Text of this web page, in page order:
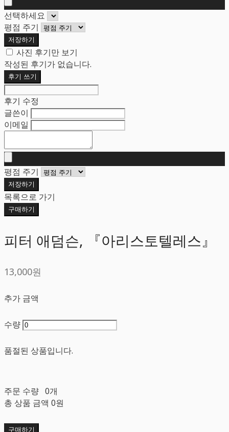
선택하세요
평점 주기
저장하기
사진 후기만 보기
작성된 후기가 없습니다.
후기 쓰기
후기 수정
글쓴이
이메일
평점 주기
저장하기
목록으로 가기
구매하기
피터 애덤슨, 『아리스토텔레스』
13,000원
추가 금액
수량
품절된 상품입니다.
주문 수량 0개
총 상품 금액 0원
구매하기